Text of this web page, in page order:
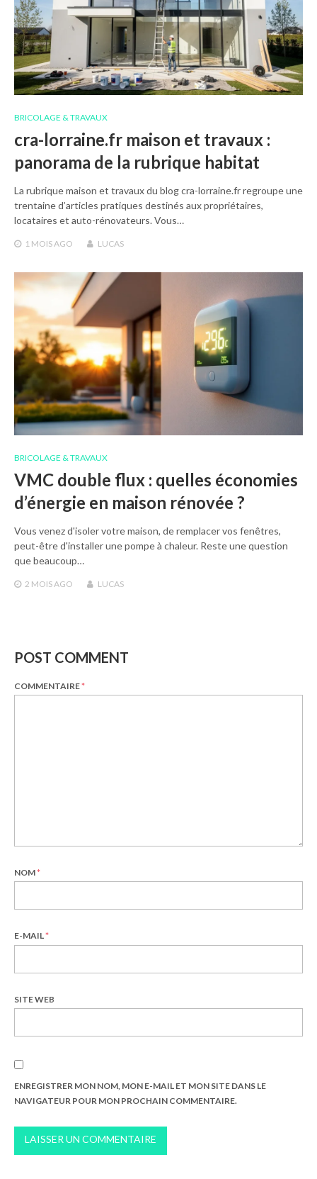
BRICOLAGE & TRAVAUX
cra-lorraine.fr maison et travaux :
panorama de la rubrique habitat
La rubrique maison et travaux du blog cra-lorraine.fr regroupe une
trentaine d’articles pratiques destinés aux propriétaires,
locataires et auto-rénovateurs. Vous…
1 MOIS AGO LUCAS
BRICOLAGE & TRAVAUX
VMC double flux : quelles économies
d’énergie en maison rénovée ?
Vous venez d'isoler votre maison, de remplacer vos fenêtres,
peut-être d'installer une pompe à chaleur. Reste une question
que beaucoup…
2 MOIS AGO LUCAS
POST COMMENT
COMMENTAIRE*
NOM*
E-MAIL*
SITE WEB
ENREGISTRER MON NOM, MON E-MAIL ET MON SITE DANS LE
NAVIGATEUR POUR MON PROCHAIN COMMENTAIRE.